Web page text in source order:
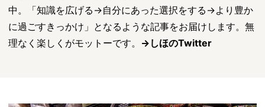
中。「知識を広げる→自分にあった選択をする→より豊か
に過ごすきっかけ」となるような記事をお届けします。無
理なく楽しくがモットーです。 →しほのTwitter